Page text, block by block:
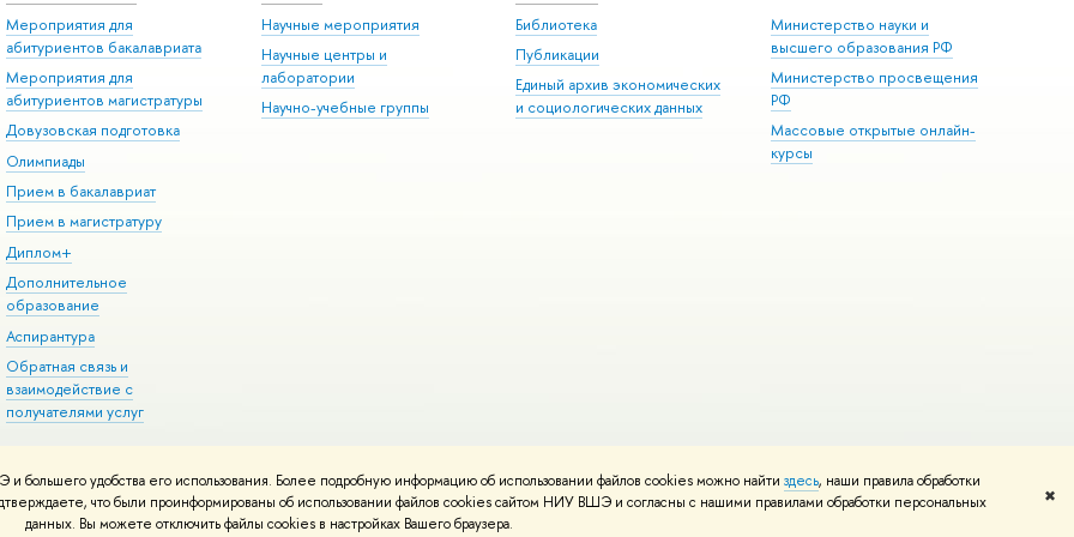
удобства его использования. Более подробную информацию об использовании файлов cookies можно найти здесь, наши правила обработки
что были проинформированы об использовании файлов cookies сайтом НИУ ВШЭ и согласны с нашими правилами обработки персональных
данных. Вы можете отключить файлы cookies в настройках Вашего браузера.
✖
Мероприятия для
абитуриентов бакалавриата
Мероприятия для
абитуриентов магистратуры
Довузовская подготовка
Олимпиады
Прием в бакалавриат
Прием в магистратуру
Диплом+
Дополнительное
образование
Аспирантура
Обратная связь и
взаимодействие с
получателями услуг
Научные мероприятия
Научные центры и
лаборатории
Научно-учебные группы
Библиотека
Публикации
Единый архив экономических
и социологических данных
Министерство науки и
высшего образования РФ
Министерство просвещения
РФ
Массовые открытые онлайн-
курсы
Редактору
Условия использования материалов Политика конфиденциальности Карта сайта
вШколе дизайна НИУ ВШЭ